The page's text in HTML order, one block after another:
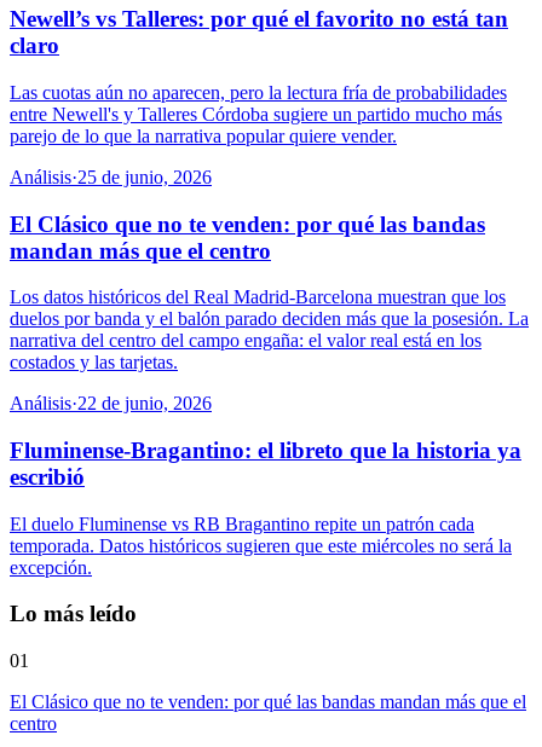
Newell’s vs Talleres: por qué el favorito no está tan
claro
Las cuotas aún no aparecen, pero la lectura fría de probabilidades
entre Newell's y Talleres Córdoba sugiere un partido mucho más
parejo de lo que la narrativa popular quiere vender.
Análisis·25 de junio, 2026
El Clásico que no te venden: por qué las bandas
mandan más que el centro
Los datos históricos del Real Madrid-Barcelona muestran que los
duelos por banda y el balón parado deciden más que la posesión. La
narrativa del centro del campo engaña: el valor real está en los
costados y las tarjetas.
Análisis·22 de junio, 2026
Fluminense-Bragantino: el libreto que la historia ya
escribió
El duelo Fluminense vs RB Bragantino repite un patrón cada
temporada. Datos históricos sugieren que este miércoles no será la
excepción.
Lo más leído
01
El Clásico que no te venden: por qué las bandas mandan más que el
centro